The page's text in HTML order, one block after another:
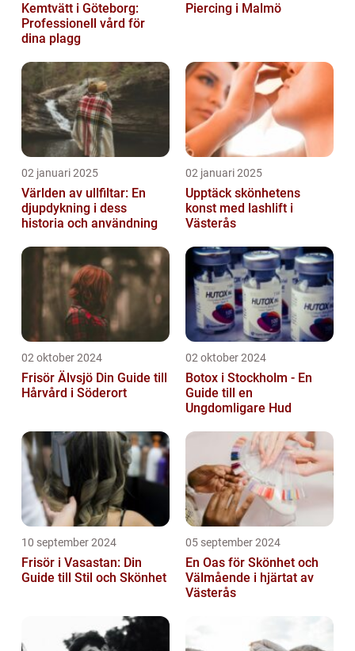
Kemtvätt i Göteborg:
Professionell vård för
dina plagg
Piercing i Malmö
02 januari 2025
Världen av ullfiltar: En
djupdykning i dess
historia och användning
02 januari 2025
Upptäck skönhetens
konst med lashlift i
Västerås
02 oktober 2024
Frisör Älvsjö Din Guide till
Hårvård i Söderort
02 oktober 2024
Botox i Stockholm - En
Guide till en
Ungdomligare Hud
10 september 2024
Frisör i Vasastan: Din
Guide till Stil och Skönhet
05 september 2024
En Oas för Skönhet och
Välmående i hjärtat av
Västerås